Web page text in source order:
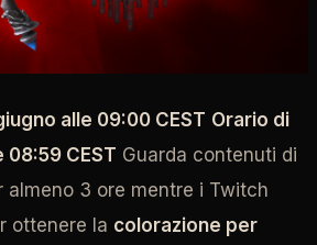
alle 09:00 CEST Orario di
08:59 CEST Guarda contenuti di
almeno 3 ore mentre i Twitch
ottenere la colorazione per